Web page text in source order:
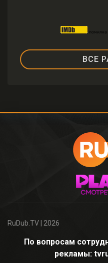
ВСЕ
RuDub.TV | 2026
По вопросам
рекламы: